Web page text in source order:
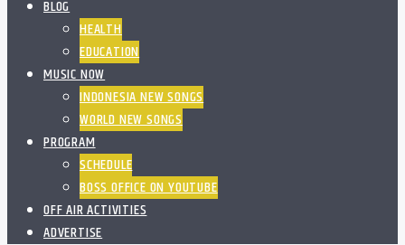
BLOG
HEALTH
EDUCATION
MUSIC NOW
INDONESIA NEW SONGS
WORLD NEW SONGS
PROGRAM
SCHEDULE
BOSS OFFICE ON YOUTUBE
OFF AIR ACTIVITIES
ADVERTISE